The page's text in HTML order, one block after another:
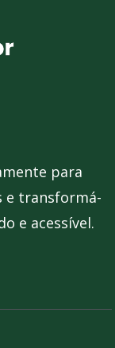
para
e transformá-
e acessível.